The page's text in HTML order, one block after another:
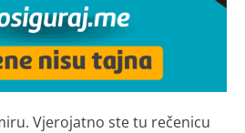
Vjerojatno ste tu rečenicu